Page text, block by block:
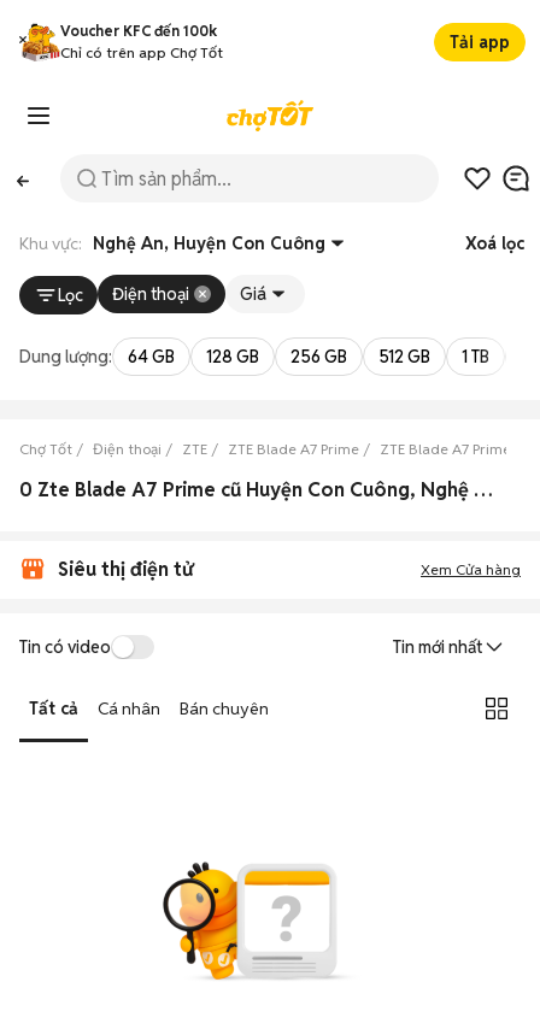
Voucher KFC đến 100k
Chỉ có trên app Chợ Tốt
Tải app
Khu vực: Nghệ An, Huyện Con Cuông Xoá lọc
Lọc Điện thoại Giá
Dung lượng: 64 GB 128 GB 256 GB 512 GB 1 TB
Chợ Tốt Điện thoại ZTE ZTE Blade A7 Prime ZTE Blade A7 Prime
0 Zte Blade A7 Prime cũ Huyện Con Cuông, Nghệ An đẹp
Siêu thị điện tử Xem Cửa hàng
Tin có video Tin mới nhất
Tất cả Cá nhân Bán chuyên